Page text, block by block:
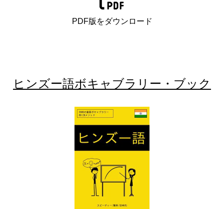
PDF版をダウンロード
ヒンズー語ボキャブラリー・ブック